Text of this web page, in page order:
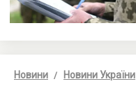
Новини Новини України